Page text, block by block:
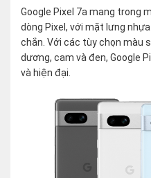
Google Pixel 7a mang trong
dòng Pixel, với mặt lưng
chắn. Với các tùy chọn màu
dương, cam và đen, Google
và hiện đại.